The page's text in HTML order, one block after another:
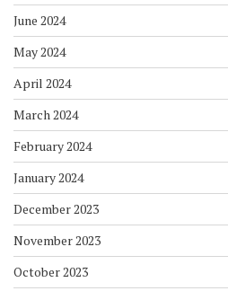
June 2024
May 2024
April 2024
March 2024
February 2024
January 2024
December 2023
November 2023
October 2023